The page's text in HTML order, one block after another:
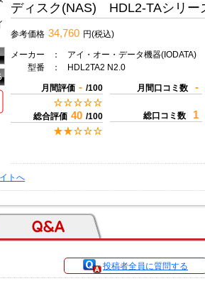
ディスク(NAS) HDL2-TAシリ
参考価格 34,760 円(税込)
メーカー ：
アイ・オー・データ機器(IODATA)
型番
： HDL2TA2 N2.0
月間評価 - /100
総合評価 40 /100
月間口コミ数 -
総口コミ数 1
トへ
投稿者全員に質問する